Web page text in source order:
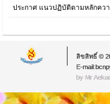
ประกาศ แนวปฏิบัติตามหลักคว
ลิขสิทธิ์ ©
E-
by